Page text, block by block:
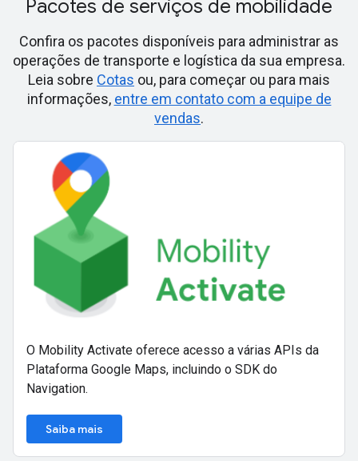
Pacotes de serviços de mobilidade
Confira os pacotes disponíveis para administrar as
operações de transporte e logística da sua empresa.
Leia sobre Cotas ou, para começar ou para mais
informações, entre em contato com a equipe de
vendas.
O Mobility Activate oferece acesso a várias APIs da
Plataforma Google Maps, incluindo o SDK do
Navigation.
Saiba mais